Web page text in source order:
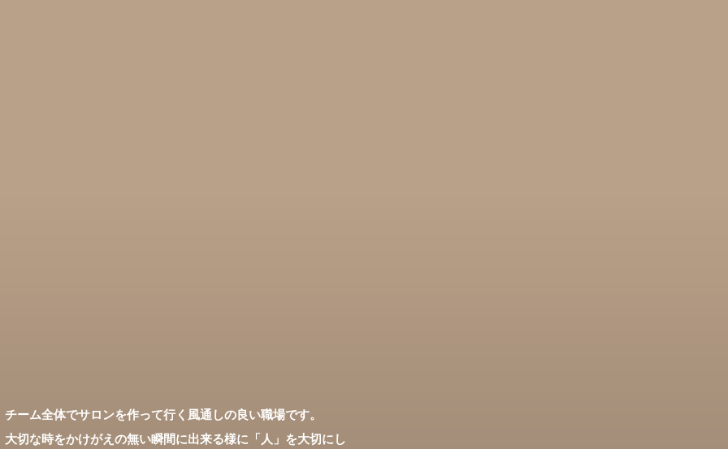
チーム全体でサロンを作って行く風通しの良い職場です。
大切な時をかけがえの無い瞬間に出来る様に「人」を大切にし